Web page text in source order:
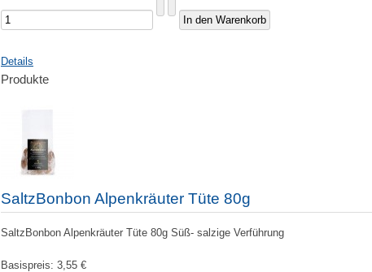
Details
Produkte
SaltzBonbon Alpenkräuter Tüte 80g
SaltzBonbon Alpenkräuter Tüte 80g Süß- salzige Verführung
Basispreis: 3,55 €